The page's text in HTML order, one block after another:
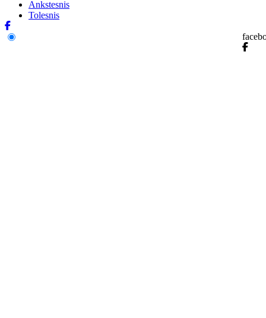
Ankstesnis
Tolesnis